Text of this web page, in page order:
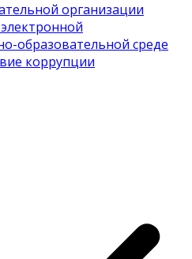
организации
образовательной среде
коррупции